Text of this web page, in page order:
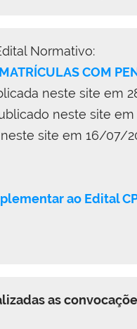
Normativo:
COM
neste site em
neste site
site em 16/07/
ao Edital
as